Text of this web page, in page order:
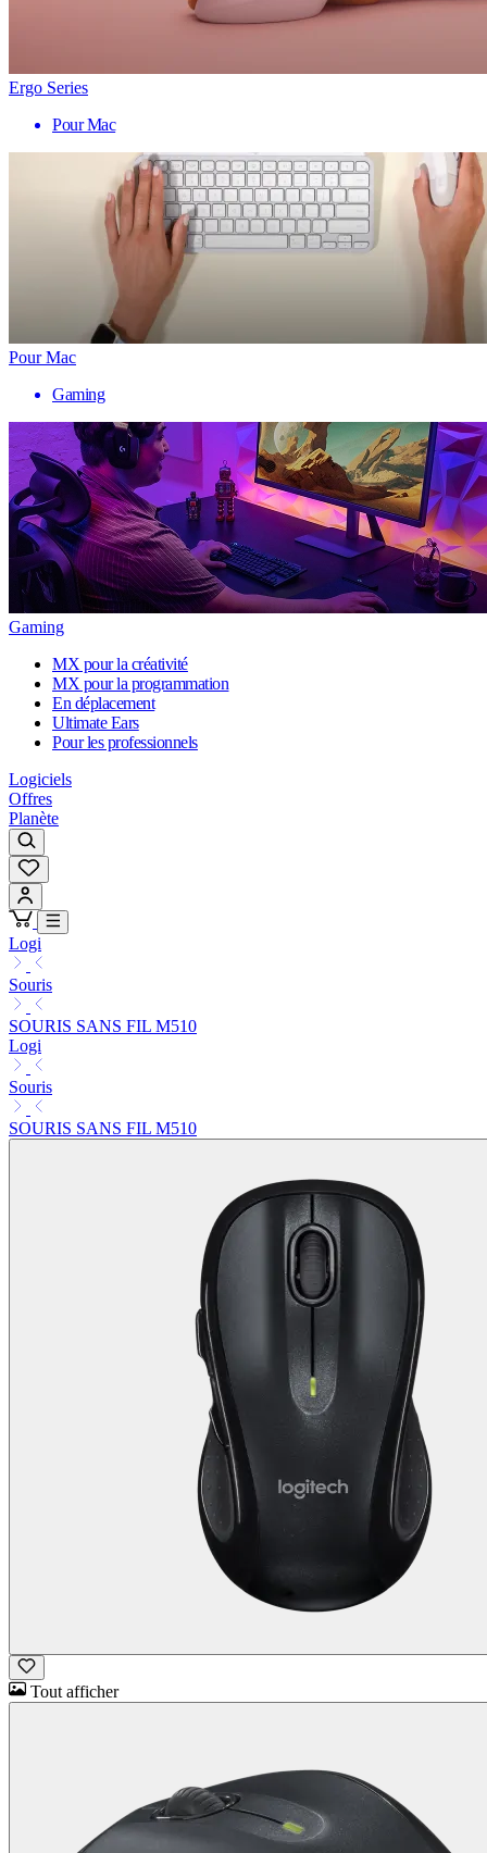
Ergo Series
Pour Mac
Pour Mac
Gaming
Gaming
MX pour la créativité
MX pour la programmation
En déplacement
Ultimate Ears
Pour les professionnels
Logiciels
Offres
Planète
Logi
Souris
SOURIS SANS FIL M510
Logi
Souris
SOURIS SANS FIL M510
Tout afficher